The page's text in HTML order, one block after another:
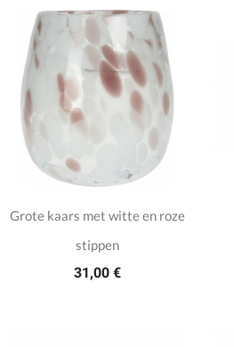
Grote kaars met witte en roze
stippen
31,00 €